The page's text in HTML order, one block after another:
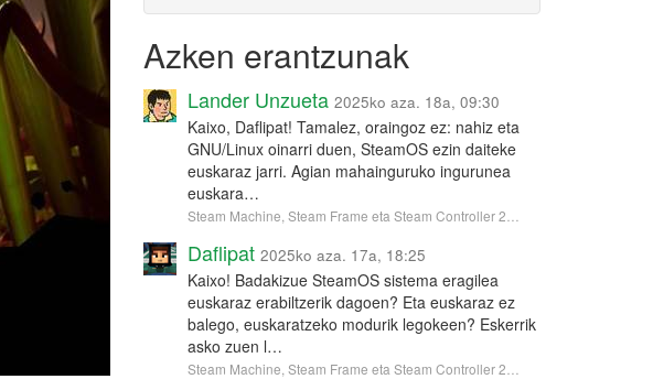
Azken erantzunak
Lander Unzueta 2025ko aza. 18a, 09:30
Kaixo, Daflipat! Tamalez, oraingoz ez: nahiz eta
GNU/Linux oinarri duen, SteamOS ezin daiteke
euskaraz jarri. Agian mahainguruko ingurunea
euskara…
Steam Machine, Steam Frame eta Steam Controller 2…
Daflipat 2025ko aza. 17a, 18:25
Kaixo! Badakizue SteamOS sistema eragilea
euskaraz erabiltzerik dagoen? Eta euskaraz ez
balego, euskaratzeko modurik legokeen? Eskerrik
asko zuen l…
Steam Machine, Steam Frame eta Steam Controller 2…